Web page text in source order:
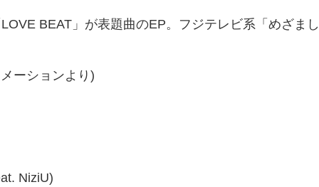
BEAT」が表題曲のEP。フジテレビ系「めざま
ーションより)
NiziU)